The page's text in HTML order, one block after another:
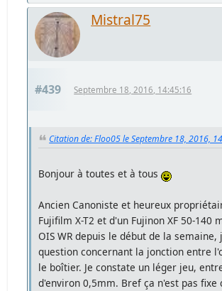
Mistral75
#439 Septembre 18, 2016, 14:45:16
Citation de: Floo05 le Septembre 18, 2016,
Bonjour à toutes et à tous
Ancien Canoniste et heureux
Fujifilm X-T2 et d'un Fujinon XF 50-140
OIS WR depuis le début de la semaine,
question concernant la jonction entre
le boîtier. Je constate un léger jeu,
d'environ 0,5mm. Bref ça n'est pas fixe